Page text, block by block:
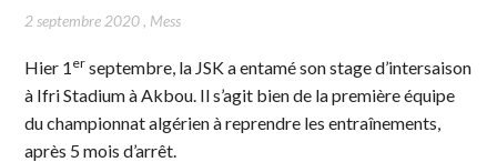
2 septembre 2020, Mess
Hier 1 er septembre, la JSK a entamé son stage d’intersaison
à Ifri Stadium à Akbou. Il s’agit bien de la première équipe
du championnat algérien à reprendre les entraînements,
après 5 mois d’arrêt.